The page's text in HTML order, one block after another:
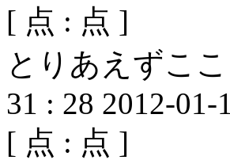
[ 点 : 点 ]
とりあえずこ
31 : 28 2012-01-
[ 点 : 点 ]